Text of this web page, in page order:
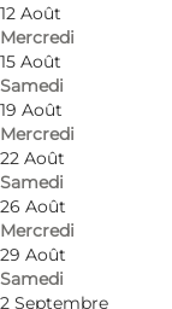
12 Août
Mercredi
15 Août
Samedi
19 Août
Mercredi
22 Août
Samedi
26 Août
Mercredi
29 Août
Samedi
2 Septembre